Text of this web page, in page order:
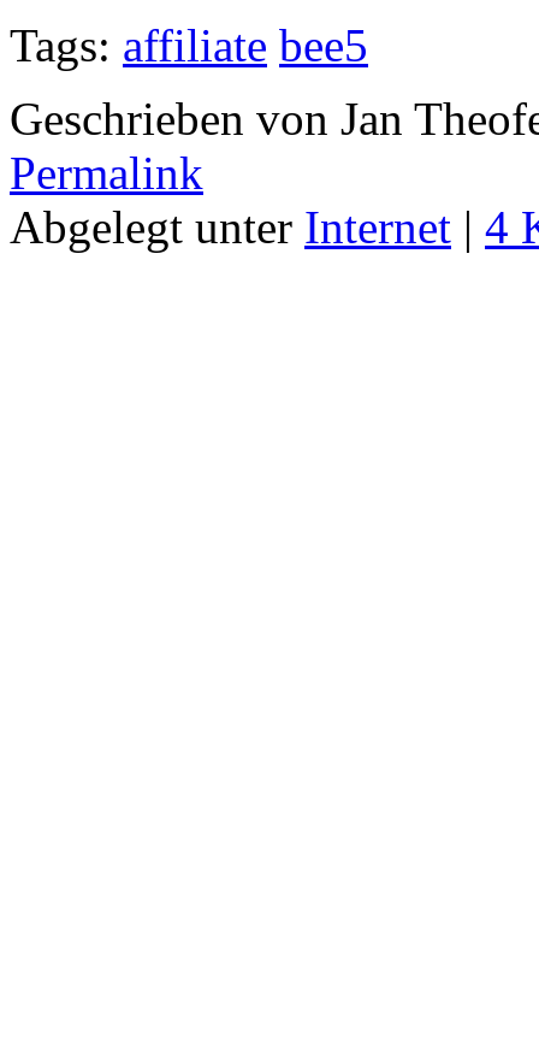
Tags: affiliate bee5
Geschrieben von Jan
Permalink
Abgelegt unter Internet | 4